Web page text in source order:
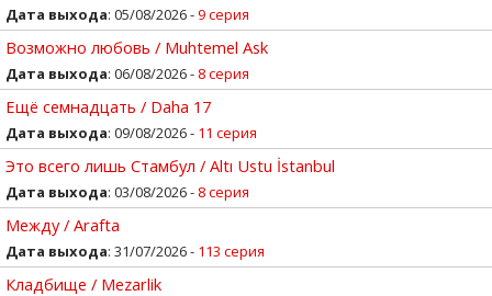
Дата выхода: 05/08/2026 -9 серия
Возможно любовь / Muhtemel Ask
Дата выхода: 06/08/2026 - 8 серия
Ещё семнадцать / Daha 17
Дата выхода: 09/08/2026 - 11 серия
Это всего лишь Стамбул / Altı Ustu İstanbul
Дата выхода: 03/08/2026 - 8 серия
Между / Arafta
Дата выхода: 31/07/2026 - 113 серия
Кладбище / Mezarlik